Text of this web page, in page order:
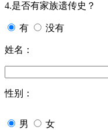
4.是否有家族遗传史？
有 没有
姓名：
性别：
男 女